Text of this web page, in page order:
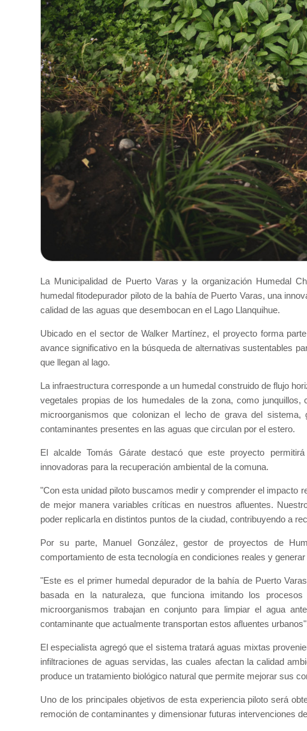
La Municipalidad de Puerto Varas y la organización Humedal
humedal fitodepurador piloto de la bahía de Puerto Varas, una
calidad de las aguas que desembocan en el Lago Llanquihue.
Ubicado en el sector de Walker Martínez, el proyecto forma
avance significativo en la búsqueda de alternativas sustentables
que llegan al lago.
La infraestructura corresponde a un humedal construido de flujo
vegetales propias de los humedales de la zona, como
microorganismos que colonizan el lecho de grava del
contaminantes presentes en las aguas que circulan por el estero.
El alcalde Tomás Gárate destacó que este proyecto
innovadoras para la recuperación ambiental de la comuna.
"Con esta unidad piloto buscamos medir y comprender el impacto
de mejor manera variables críticas en nuestros afluentes.
poder replicarla en distintos puntos de la ciudad, contribuyendo a
Por su parte, Manuel González, gestor de proyectos de
comportamiento de esta tecnología en condiciones reales y
"Este es el primer humedal depurador de la bahía de Puerto
basada en la naturaleza, que funciona imitando los
microorganismos trabajan en conjunto para limpiar el agua
contaminante que actualmente transportan estos afluentes
El especialista agregó que el sistema tratará aguas mixtas
infiltraciones de aguas servidas, las cuales afectan la calidad
produce un tratamiento biológico natural que permite mejorar sus
Uno de los principales objetivos de esta experiencia piloto será
remoción de contaminantes y dimensionar futuras intervenciones